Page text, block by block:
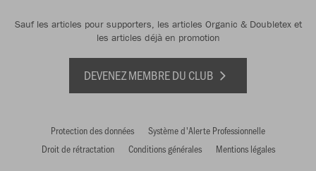
Sauf les articles pour supporters, les articles Organic & Doubletex et
les articles déjà en promotion
DEVENEZ MEMBRE DU CLUB
Protection des données
Système d'Alerte Professionnelle
Droit de rétractation
Conditions générales Mentions légales